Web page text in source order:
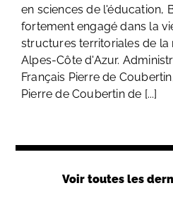
en sciences de l'éducation,
fortement engagé dans la
structures territoriales de la
Alpes-Côte d'Azur.
Français Pierre de
Pierre de Coubertin de [...]
Voir toutes les